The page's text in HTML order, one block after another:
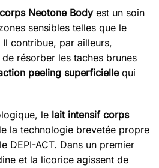
Neotone Bodyest un soin
sensibles telles que le
contribue, par ailleurs,
résorber les taches brunes
peeling superficiellequi
le lait intensif corps
la technologie brevetée propre
DEPI-ACT. Dans un premier
et la licorice agissent de